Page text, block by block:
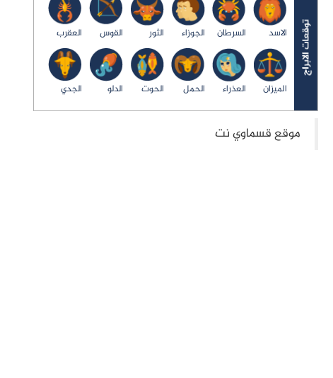
الاسد السرطان الجوزاء الثور القوس العقرب
الميزان العذراء الحمل الحوت الدلو الجدي